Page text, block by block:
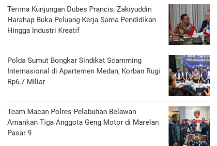
Terima Kunjungan Dubes Prancis, Zakiyuddin
Harahap Buka Peluang Kerja Sama Pendidikan
Hingga Industri Kreatif
Polda Sumut Bongkar Sindikat Scamming
Internasional di Apartemen Medan, Korban Rugi
Rp6,7 Miliar
Team Macan Polres Pelabuhan Belawan
Amankan Tiga Anggota Geng Motor di Marelan
Pasar 9